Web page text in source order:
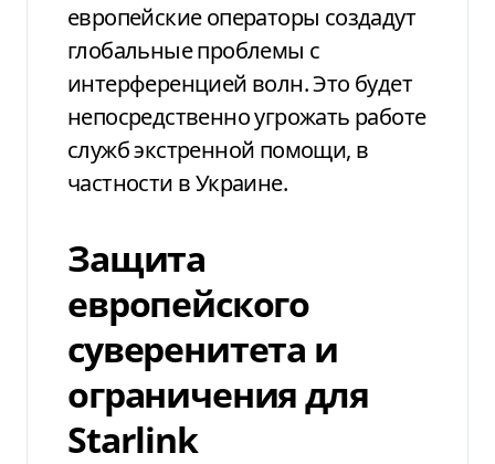
европейские операторы создадут
глобальные проблемы с
интерференцией волн. Это будет
непосредственно угрожать работе
служб экстренной помощи, в
частности в Украине.
Защита
европейского
суверенитета и
ограничения для
Starlink